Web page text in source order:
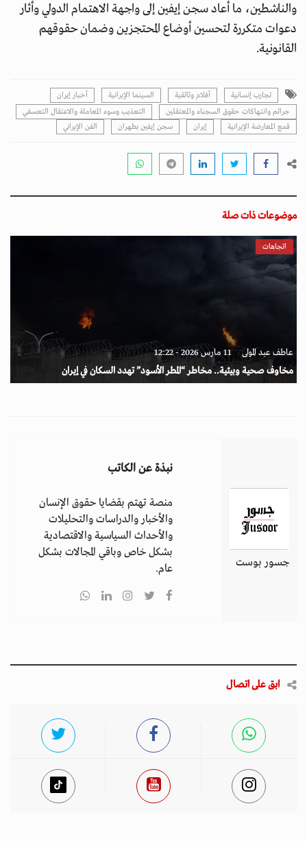
والناشطين، ما أعاد سجن إيفين إلى واجهة الاهتمام الدولي وأثار
دعوات متكررة لتحسين أوضاع المحتجزين وضمان حقوقهم
القانونية.
تجارب إنسانية أفلام وثائقية السينما الإيرانية
أخبار إيران
جرائم وانتهاكات حقوق السجناء والمعتقلين
التعذيب وسوء المعاملة والاعتقال التعسفي
قمع المعارضة الإيرانية
إيران سجن إيفين بطهران الفن الإيراني
موضوعات ذات صلة
اتجاهات
عاطف عبد المولى 11 مارس 2026 - 12:22
مخاوف صحية وبيئية.. مخاطر “المطر الأسود” تهدد السكان في إيران
جسور بوست
نبذة عن الكاتب
منصة تهتم بقضايا حقوق الإنسان
والأخبار والدراسات والتحليلات
والأحداث السياسية والاقتصادية
بشكل خاص وباقي المجالات بشكل
عام.
ابق على اتصال